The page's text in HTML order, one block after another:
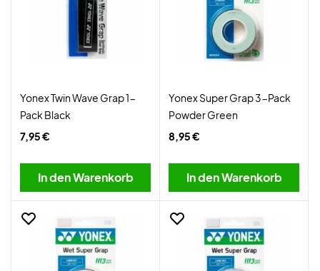
Yonex Twin Wave Grap 1-
Pack Black
7,95 €
In den Warenkorb
Yonex Super Grap 3-Pack
Powder Green
8,95 €
In den Warenkorb